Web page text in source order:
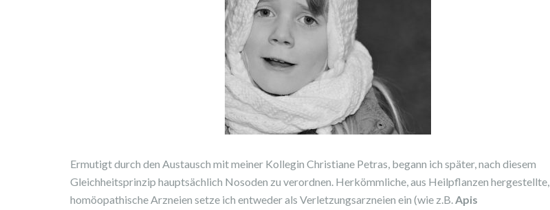
Ermutigt durch den Austausch mit meiner Kollegin Christiane Petras, begann ich später, nach diesem
Gleichheitsprinzip hauptsächlich Nosoden zu verordnen. Herkömmliche, aus Heilpflanzen hergestellte,
homöopathische Arzneien setze ich entweder als Verletzungsarzneien ein (wie z.B.Apis